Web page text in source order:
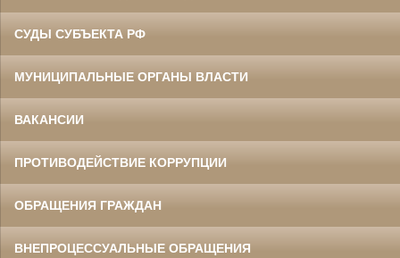
СУДЫ СУБЪЕКТА РФ
МУНИЦИПАЛЬНЫЕ ОРГАНЫ ВЛАСТИ
ВАКАНСИИ
ПРОТИВОДЕЙСТВИЕ КОРРУПЦИИ
ОБРАЩЕНИЯ ГРАЖДАН
ВНЕПРОЦЕССУАЛЬНЫЕ ОБРАЩЕНИЯ